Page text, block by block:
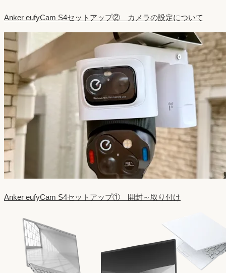
Anker eufyCam S4セットアップ② カメラの設定について
Anker eufyCam S4セットアップ① 開封～取り付け